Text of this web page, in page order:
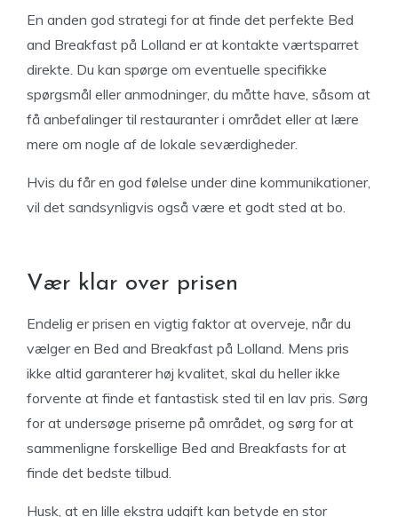
En anden god strategi for at finde det perfekte Bed
and Breakfast på Lolland er at kontakte værtsparret
direkte. Du kan spørge om eventuelle specifikke
spørgsmål eller anmodninger, du måtte have, såsom at
få anbefalinger til restauranter i området eller at lære
mere om nogle af de lokale seværdigheder.
Hvis du får en god følelse under dine kommunikationer,
vil det sandsynligvis også være et godt sted at bo.
Vær klar over prisen
Endelig er prisen en vigtig faktor at overveje, når du
vælger en Bed and Breakfast på Lolland. Mens pris
ikke altid garanterer høj kvalitet, skal du heller ikke
forvente at finde et fantastisk sted til en lav pris. Sørg
for at undersøge priserne på området, og sørg for at
sammenligne forskellige Bed and Breakfasts for at
finde det bedste tilbud.
Husk, at en lille ekstra udgift kan betyde en stor